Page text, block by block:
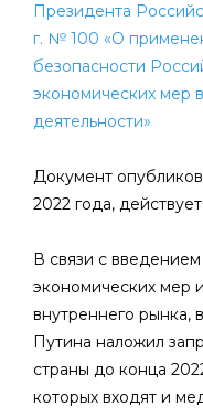
Президента
г. № 100 «О
безопасности
экономических мер
деятельности»
Документ
2022 года,
В связи с
экономических мер
внутреннего рынка,
Путина наложил
страны до конца
которых входят и